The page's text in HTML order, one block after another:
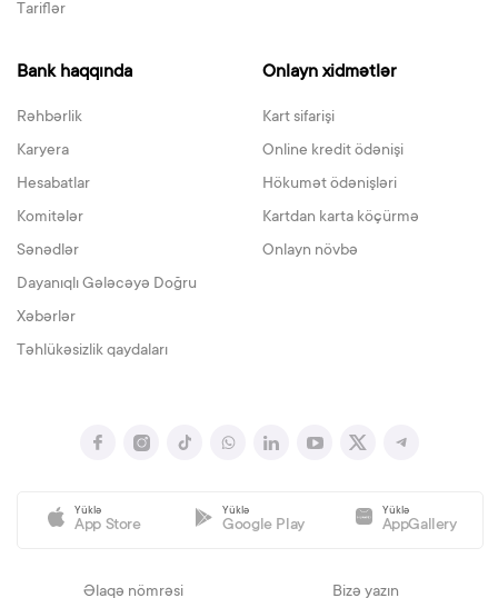
Tariflər
Bank haqqında
Rəhbərlik
Karyera
Hesabatlar
Komitələr
Sənədlər
Dayanıqlı Gələcəyə Doğru
Xəbərlər
Təhlükəsizlik qaydaları
Onlayn xidmətlər
Kart sifarişi
Online kredit ödənişi
Hökumət ödənişləri
Kartdan karta köçürmə
Onlayn növbə
Yüklə
App Store
Yüklə
Google Play
Yüklə
AppGallery
Əlaqə nömrəsi Bizə yazın